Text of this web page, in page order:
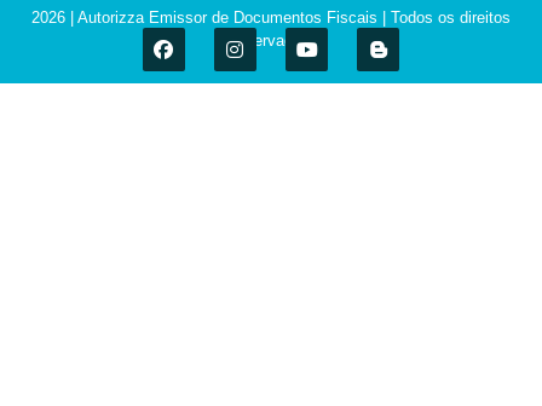
2026 | Autorizza Emissor de Documentos Fiscais | Todos os direitos
reservados